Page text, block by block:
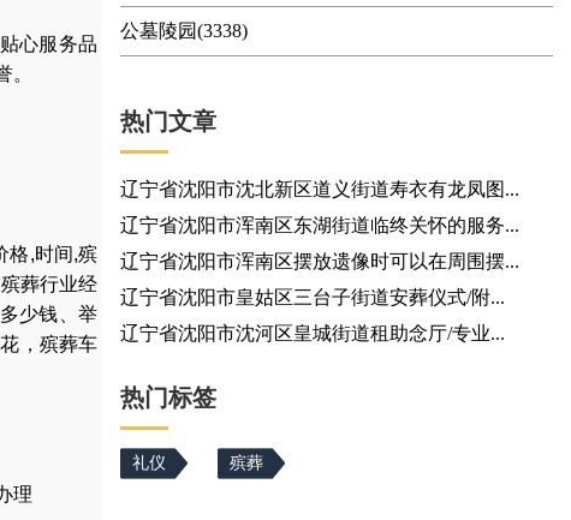
心服务品
格,时间,殡
葬行业经
少钱 、举
， 殡葬车
理
公墓陵园(3338)
热门文章
辽宁省沈阳市沈北新区道义街道寿衣有龙凤图...
辽宁省沈阳市浑南区东湖街道临终关怀的服务...
辽宁省沈阳市浑南区摆放遗像时可以在周围摆...
辽宁省沈阳市皇姑区三台子街道安葬仪式/附...
辽宁省沈阳市沈河区皇城街道租助念厅/专业...
热门标签
礼仪 殡葬